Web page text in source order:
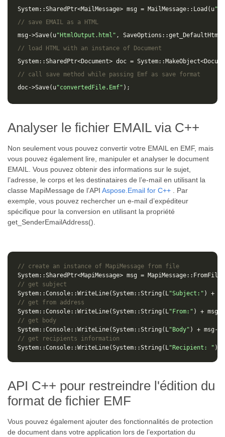
System::SharedPtr<MailMessage> msg = MailMessage:: Load ( u
// save EMAIL as a HTML
msg ->Save( u"HtmlOutput.html" , SaveOptions ::get_DefaultHtml
// load HTML with an instance of Document
System::SharedPtr<Document> doc = System:: MakeObject<
// call save method while passing Emf as save format
doc->Save( u"convertedFile.Emf" );
Analyser le fichier EMAIL via C++
Non seulement vous pouvez convertir votre EMAIL en EMF, mais
vous pouvez également lire, manipuler et analyser le document
EMAIL. Vous pouvez obtenir des informations sur le sujet,
l’adresse, le corps et les destinataires de l’e-mail en utilisant la
classe MapiMessage de l’API Aspose.Email for C++ . Par
exemple, vous pouvez rechercher un e-mail d’expéditeur
spécifique pour la conversion en utilisant la propriété
get_SenderEmailAddress().
// create an instance of MapiMessage from file
System::SharedPtr<MapiMessage> msg = MapiMessage:: FromFile
// get subject
System::Console::WriteLine(System::String ( L"Subject:" ) +
// get from address
System::Console::WriteLine(System::String ( L"From:" ) + msg
// get body
System::Console::WriteLine(System::String ( L"Body" ) + msg ->
// get recipients information
System::Console::WriteLine(System::String ( L"Recipient: " )
API C++ pour restreindre l'édition du
format de fichier EMF
Vous pouvez également ajouter des fonctionnalités de protection
de document dans votre application lors de l’exportation du